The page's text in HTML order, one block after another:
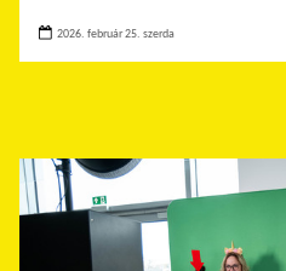
2026. február 25. szerda